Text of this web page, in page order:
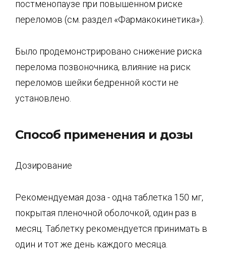
постменопаузе при повышенном риске
переломов (см. раздел «Фармакокинетика»).
Было продемонстрировано снижение риска
перелома позвоночника, влияние на риск
переломов шейки бедренной кости не
установлено.
Способ применения и дозы
Дозирование
Рекомендуемая доза - одна таблетка 150 мг,
покрытая пленочной оболочкой, один раз в
месяц. Таблетку рекомендуется принимать в
один и тот же день каждого месяца.